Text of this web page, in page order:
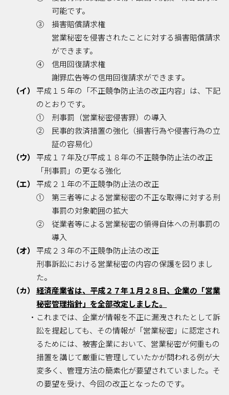
可能です。
③ 損害賠償請求権
営業秘密を侵害されたことに対する損害賠償請求
ができます。
④ 信用回復請求権
謝罪広告等の信用回復請求ができます。
（イ）
平成１５年の「不正競争防止法の改正内容」は、下記
のとおりです。
① 刑事罰（営業秘密侵害罪）の導入
② 民事的救済措置の強化（損害行為や侵害行為の立
証の容易化）
（ウ）
平成１７年及び平成１８年の不正競争防止法の改正
「刑事罰」の更なる強化
（エ）
平成２１年の不正競争防止法の改正
① 第三者等による営業秘密の不正な取得に対する刑
事罰の対象範囲の拡大
② 従業者等による営業秘密の領得自体への刑事罰の
導入
（オ）
平成２３年の不正競争防止法の改正
刑事訴訟における営業秘密の内容の保護を図りまし
た。
（カ） 経済産業省は、平成２７年１月２８日、企業の「営業
秘密管理指針」を全部改定しました。
・これまでは、企業が情報を不正に漏洩されたとして訴
訟を提起しても、その情報が「営業秘密」に認定され
るためには、被害企業において、営業秘密が何重もの
措置を講じて厳重に管理していたかが問われる例が大
変多く、管理方法の簡素化が要望されていました。そ
の要望を受け、今回の改正となったのです。